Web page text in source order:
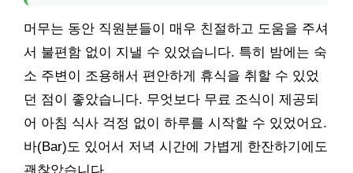
머무는 동안 직원분들이 매우 친절하고 도움을 주셔
서 불편함 없이 지낼 수 있었습니다. 특히 밤에는 숙
소 주변이 조용해서 편안하게 휴식을 취할 수 있었
던 점이 좋았습니다. 무엇보다 무료 조식이 제공되
어 아침 식사 걱정 없이 하루를 시작할 수 있었어요.
바(Bar)도 있어서 저녁 시간에 가볍게 한잔하기에도
괜찮았습니다.